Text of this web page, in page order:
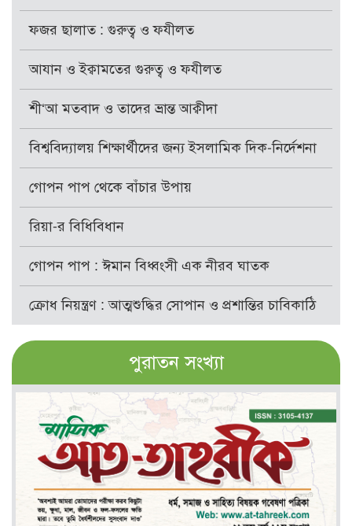
ফজর ছালাত : গুরুত্ব ও ফযীলত
আযান ও ইক্বামতের গুরুত্ব ও ফযীলত
শী‘আ মতবাদ ও তাদের ভ্রান্ত আক্বীদা
বিশ্ববিদ্যালয় শিক্ষার্থীদের জন্য ইসলামিক দিক-নির্দেশনা
গোপন পাপ থেকে বাঁচার উপায়
রিয়া-র বিধিবিধান
গোপন পাপ : ঈমান বিধ্বংসী এক নীরব ঘাতক
ক্রোধ নিয়ন্ত্রণ : আত্মশুদ্ধির সোপান ও প্রশান্তির চাবিকাঠি
পুরাতন সংখ্যা